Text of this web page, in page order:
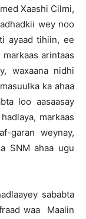
Xaashi Cilmi,
wey noo
ayaad tihiin, ee
arintaas
waxaana nidhi
ka ahaa
loo aasaasay
markaas
garan weynay,
SNM ahaa ugu
sababta
waa Maalin